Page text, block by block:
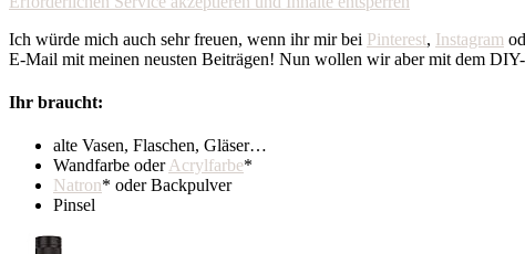
Ich würde mich auch sehr freuen, wenn ihr mir bei Pinterest, Instagram
E-Mail mit meinen neusten Beiträgen! Nun wollen wir aber mit dem
Ihr braucht:
alte Vasen, Flaschen, Gläser…
Wandfarbe oder Acrylfarbe*
Natron* oder Backpulver
Pinsel